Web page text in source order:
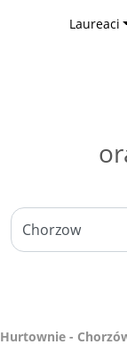
Laureaci
Hurtownie -